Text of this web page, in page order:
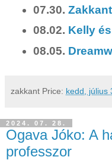
07.30.
08.02. Kelly
08.05.
zakkant Price: kedd, július
2024. 07. 28.
Ogava Jóko: A
professzor